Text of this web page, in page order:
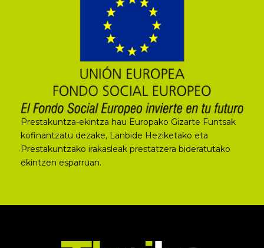
Prestakuntza-ekintza hau Europako Gizarte Funtsak
kofinantzatu dezake, Lanbide Heziketako eta
Prestakuntzako irakasleak prestatzera bideratutako
ekintzen esparruan.